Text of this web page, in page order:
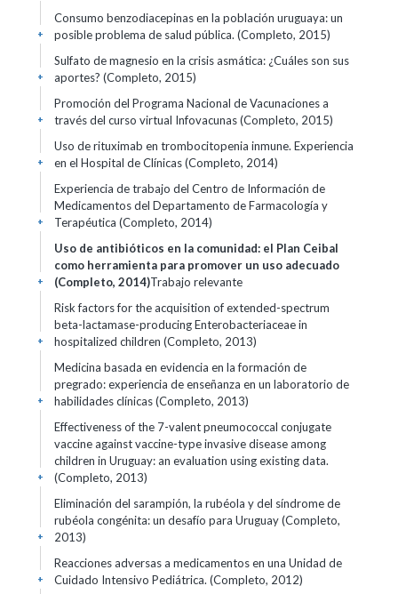
Consumo benzodiacepinas en la población uruguaya: un
posible problema de salud pública. (Completo, 2015)
+
Sulfato de magnesio en la crisis asmática: ¿Cuáles son sus
aportes? (Completo, 2015)
+
Promoción del Programa Nacional de Vacunaciones a
través del curso virtual Infovacunas (Completo, 2015)
+
Uso de rituximab en trombocitopenia inmune. Experiencia
en el Hospital de Clínicas (Completo, 2014)
+
Experiencia de trabajo del Centro de Información de
Medicamentos del Departamento de Farmacología y
Terapéutica (Completo, 2014)
+
Uso de antibióticos en la comunidad: el Plan Ceibal
como herramienta para promover un uso adecuado
(Completo, 2014)Trabajo relevante
+
Risk factors for the acquisition of extended-spectrum
beta-lactamase-producing Enterobacteriaceae in
hospitalized children (Completo, 2013)
+
Medicina basada en evidencia en la formación de
pregrado: experiencia de enseñanza en un laboratorio de
habilidades clínicas (Completo, 2013)
+
Effectiveness of the 7-valent pneumococcal conjugate
vaccine against vaccine-type invasive disease among
children in Uruguay: an evaluation using existing data.
(Completo, 2013)
+
Eliminación del sarampión, la rubéola y del síndrome de
rubéola congénita: un desafío para Uruguay (Completo,
2013)
+
Reacciones adversas a medicamentos en una Unidad de
Cuidado Intensivo Pediátrica. (Completo, 2012)
+